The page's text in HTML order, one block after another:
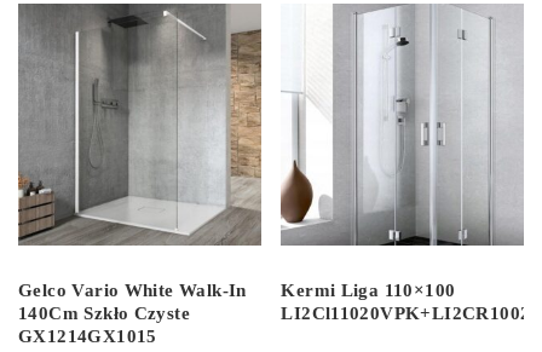
Gelco Vario White Walk-In
140Cm Szkło Czyste
GX1214GX1015
Kermi Liga 110×100